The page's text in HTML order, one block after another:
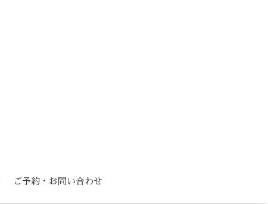
ご予約・お問い合わせ